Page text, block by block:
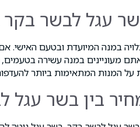
עגל לבשר
במנה המיועדת ובטעם האישי.
מעוניינים במנה עשירה
המנות המתאימות ביותר
בין בשר עגל